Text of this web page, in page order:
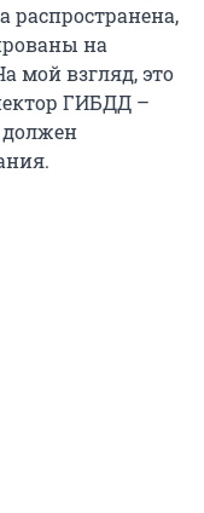
распространена,
на
мой взгляд, это
ГИБДД –
должен